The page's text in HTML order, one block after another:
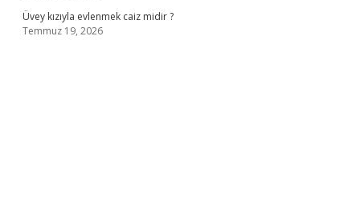
Üvey kızıyla evlenmek caiz midir ?
Temmuz 19, 2026